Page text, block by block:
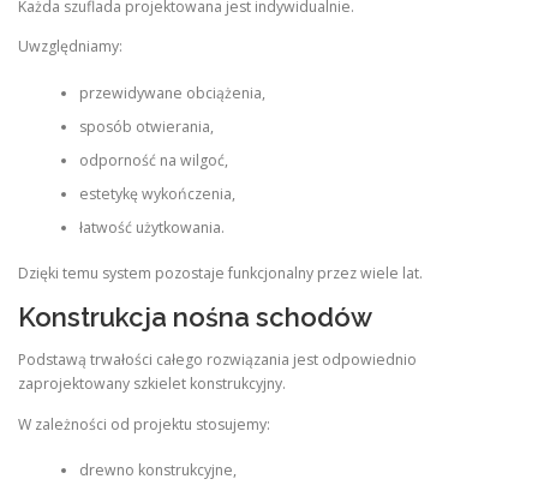
Każda szuflada projektowana jest indywidualnie.
Uwzględniamy:
przewidywane obciążenia,
sposób otwierania,
odporność na wilgoć,
estetykę wykończenia,
łatwość użytkowania.
Dzięki temu system pozostaje funkcjonalny przez wiele lat.
Konstrukcja nośna schodów
Podstawą trwałości całego rozwiązania jest odpowiednio
zaprojektowany szkielet konstrukcyjny.
W zależności od projektu stosujemy:
drewno konstrukcyjne,